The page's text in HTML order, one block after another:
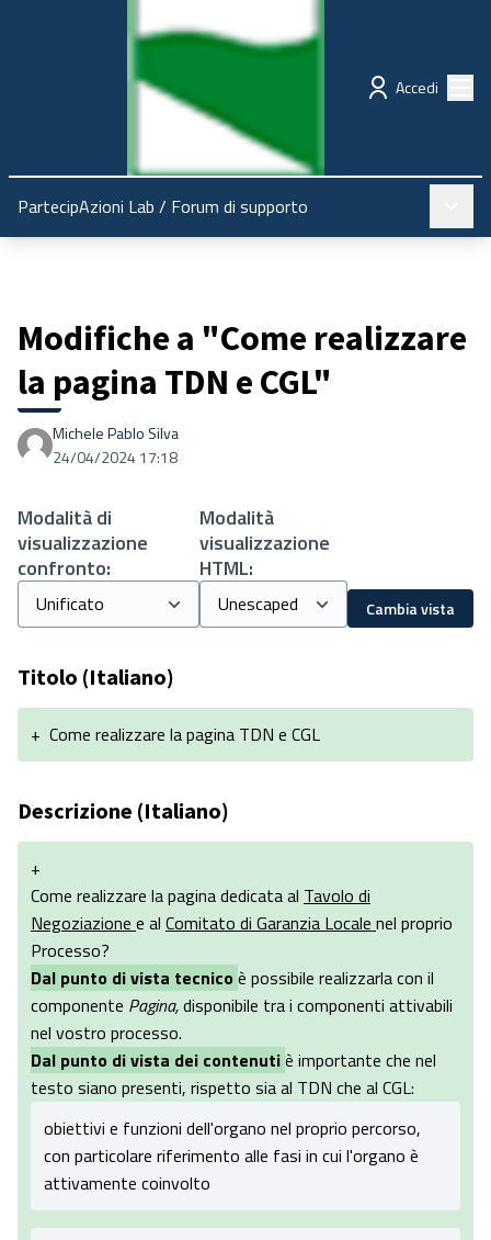
Regione Emilia-Romagna Partecipazione
Accedi
PartecipAzioni Lab / Forum di supporto
Modifiche a "Come realizzare
la pagina TDN e CGL"
Michele Pablo Silva
24/04/2024 17:18
Modalità di
visualizzazione
confronto:
Modalità
visualizzazione
HTML:
Cambia vista
Titolo (Italiano)
+ Come realizzare la pagina TDN e CGL
Descrizione (Italiano)
+
Come realizzare la pagina dedicata al Tavolo di
Negoziazione e al Comitato di Garanzia Locale nel proprio
Processo?
Dal punto di vista tecnicoè possibile realizzarla con il
componente Pagina,disponibile tra i componenti attivabili
nel vostro processo.
Dal punto di vista dei contenutiè importante che nel
testo siano presenti, rispetto sia al TDN che al CGL:
obiettivi e funzioni dell'organo nel proprio percorso,
con particolare riferimento alle fasi in cui l'organo è
attivamente coinvolto